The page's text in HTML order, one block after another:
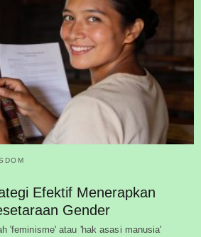
Efektif Menerapkan
Gender
'feminisme' atau 'hak asasi manusia'